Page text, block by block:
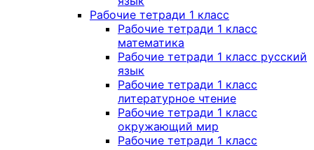
Рабочие тетради 1 класс
Рабочие тетради 1 класс
математика
Рабочие тетради 1 класс русский
язык
Рабочие тетради 1 класс
литературное чтение
Рабочие тетради 1 класс
окружающий мир
Рабочие тетради 1 класс